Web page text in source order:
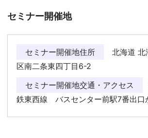
セミナー開催地
セミナー開催地住所
北海道 北
区南二条東四丁目6-2
セミナー開催地交通・アクセス
鉄東西線 バスセンター前駅7番出口